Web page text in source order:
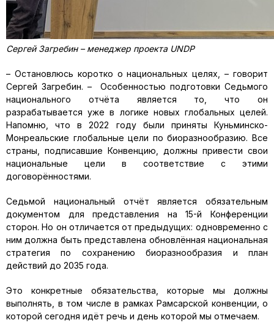
Сергей Загребин – менеджер проекта UNDP
– Остановлюсь коротко о национальных целях, – говорит
Сергей Загребин. – Особенностью подготовки Седьмого
национального отчёта является то, что он
разрабатывается уже в логике новых глобальных целей.
Напомню, что в 2022 году были приняты Куньминско-
Монреальские глобальные цели по биоразнообразию. Все
страны, подписавшие Конвенцию, должны привести свои
национальные цели в соответствие с этими
договорённостями.
Седьмой национальный отчёт является обязательным
документом для представления на 15-й Конференции
сторон. Но он отличается от предыдущих: одновременно с
ним должна быть представлена обновлённая национальная
стратегия по сохранению биоразнообразия и план
действий до 2035 года.
Это конкретные обязательства, которые мы должны
выполнять, в том числе в рамках Рамсарской конвенции, о
которой сегодня идёт речь и день которой мы отмечаем.